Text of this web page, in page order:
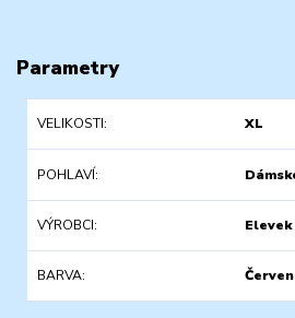
Parametry
VELIKOSTI XL
POHLAVÍ
VÝROBCI Elevek
BARVA